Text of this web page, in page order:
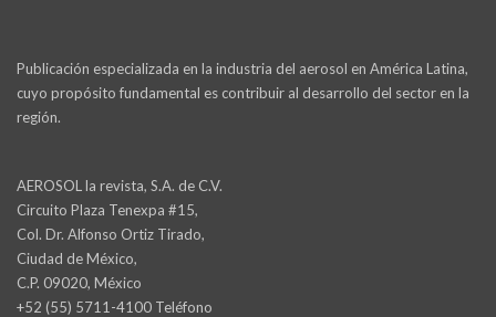
Publicación especializada en la industria del aerosol en América Latina,
cuyo propósito fundamental es contribuir al desarrollo del sector en la
región.
AEROSOL la revista, S.A. de C.V.
Circuito Plaza Tenexpa #15,
Col. Dr. Alfonso Ortiz Tirado,
Ciudad de México,
C.P. 09020, México
+52 (55) 5711-4100 Teléfono